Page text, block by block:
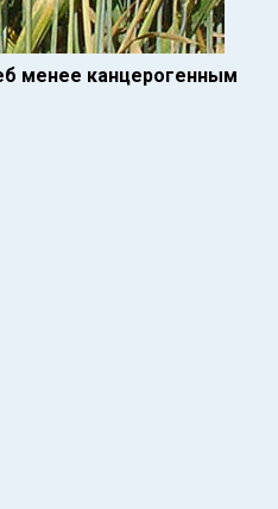
менее канцерогенным